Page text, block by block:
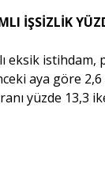
İŞSİZLİK
eksik istihdam,
aya göre
yüzde 13,3